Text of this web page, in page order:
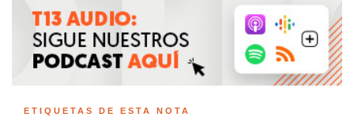
ETIQUETAS DE ESTA NOTA